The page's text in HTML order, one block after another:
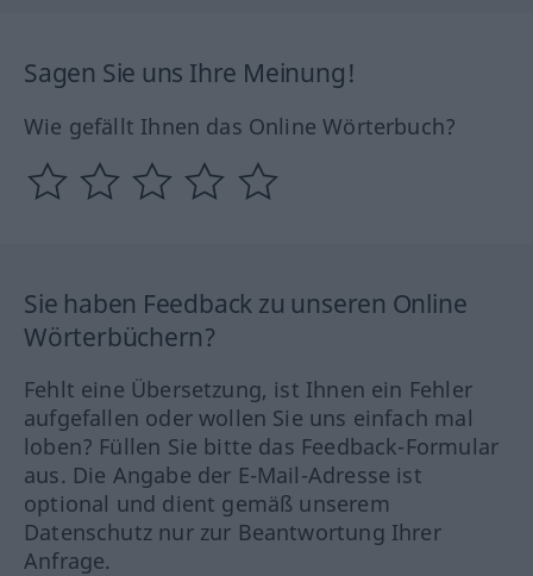
Sagen Sie uns Ihre Meinung!
Wie gefällt Ihnen das Online Wörterbuch?
Sie haben Feedback zu unseren Online
Wörterbüchern?
Fehlt eine Übersetzung, ist Ihnen ein Fehler
aufgefallen oder wollen Sie uns einfach mal
loben? Füllen Sie bitte das Feedback-Formular
aus. Die Angabe der E-Mail-Adresse ist
optional und dient gemäß unserem
Datenschutz nur zur Beantwortung Ihrer
Anfrage.